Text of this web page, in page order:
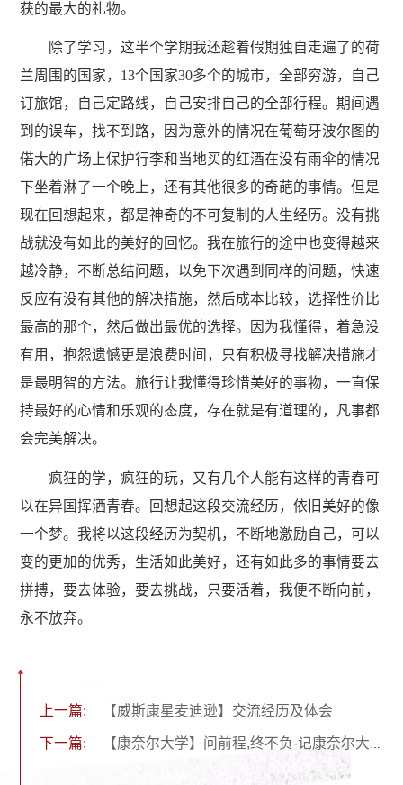
获的最大的礼物。
除了学习，这半个学期我还趁着假期独自走遍了的荷
兰周围的国家，13个国家30多个的城市，全部穷游，自己
订旅馆，自己定路线，自己安排自己的全部行程。期间遇
到的误车，找不到路，因为意外的情况在葡萄牙波尔图的
偌大的广场上保护行李和当地买的红酒在没有雨伞的情况
下坐着淋了一个晚上，还有其他很多的奇葩的事情。但是
现在回想起来，都是神奇的不可复制的人生经历。没有挑
战就没有如此的美好的回忆。我在旅行的途中也变得越来
越冷静，不断总结问题，以免下次遇到同样的问题，快速
反应有没有其他的解决措施，然后成本比较，选择性价比
最高的那个，然后做出最优的选择。因为我懂得，着急没
有用，抱怨遗憾更是浪费时间，只有积极寻找解决措施才
是最明智的方法。旅行让我懂得珍惜美好的事物，一直保
持最好的心情和乐观的态度，存在就是有道理的，凡事都
会完美解决。
疯狂的学，疯狂的玩，又有几个人能有这样的青春可
以在异国挥洒青春。回想起这段交流经历，依旧美好的像
一个梦。我将以这段经历为契机，不断地激励自己，可以
变的更加的优秀，生活如此美好，还有如此多的事情要去
拼搏，要去体验，要去挑战，只要活着，我便不断向前，
永不放弃。
上一篇: 【威斯康星麦迪逊】交流经历及体会
下一篇: 【康奈尔大学】问前程,终不负-记康奈尔大学暑期夏令营